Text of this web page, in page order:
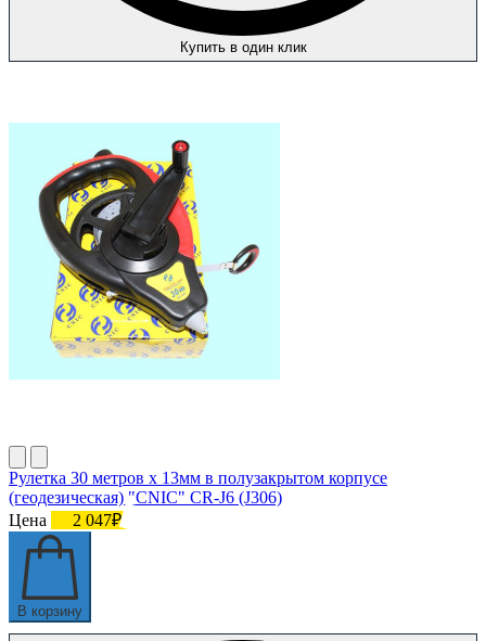
Купить в один клик
Рулетка 30 метров х 13мм в полузакрытом корпусе
(геодезическая) "CNIC" CR-J6 (J306)
Цена
2 047₽
В корзину